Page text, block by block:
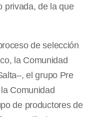
privada, de la que
de selección
la Comunidad
el grupo Pre
Comunidad
de productores de